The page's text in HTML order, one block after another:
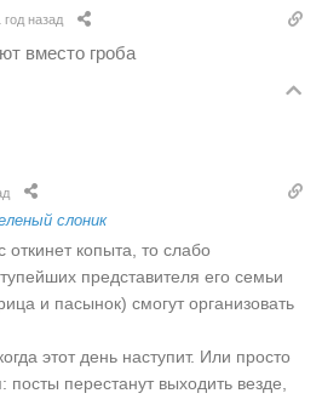
год назад
вместо гроба
слоник
откинет копыта, то слабо
представителя его семьи
и пасынок) смогут организовать
этот день наступит. Или просто
посты перестанут выходить везде,